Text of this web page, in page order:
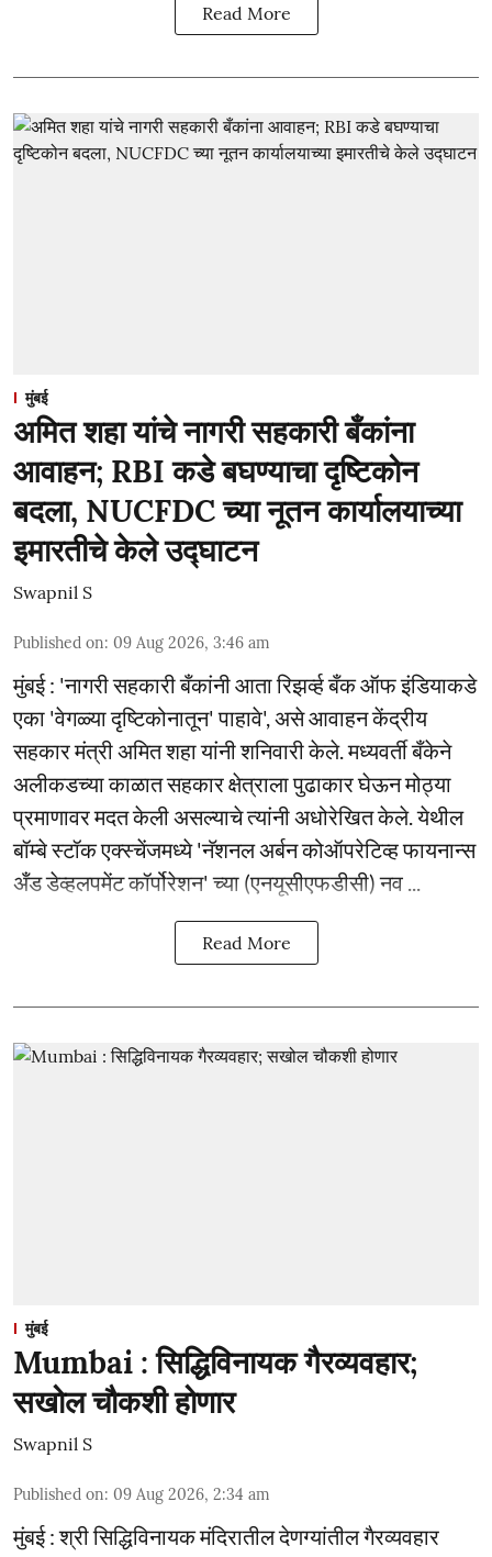
Read More
मुंबई
अमित शहा यांचे नागरी सहकारी बँकांना
आवाहन; RBI कडे बघण्याचा दृष्टिकोन
बदला, NUCFDC च्या नूतन कार्यालयाच्या
इमारतीचे केले उद्घाटन
Swapnil S
Published on: 09 Aug 2026, 3:46 am
मुंबई : 'नागरी सहकारी बँकांनी आता रिझर्व्ह बँक ऑफ इंडियाकडे
एका 'वेगळ्या दृष्टिकोनातून' पाहावे', असे आवाहन केंद्रीय
सहकार मंत्री अमित शहा यांनी शनिवारी केले. मध्यवर्ती बँकेने
अलीकडच्या काळात सहकार क्षेत्राला पुढाकार घेऊन मोठ्या
प्रमाणावर मदत केली असल्याचे त्यांनी अधोरेखित केले. येथील
बॉम्बे स्टॉक एक्स्चेंजमध्ये 'नॅशनल अर्बन कोऑपरेटिव्ह फायनान्स
अँड डेव्हलपमेंट कॉर्पोरेशन' च्या (एनयूसीएफडीसी) नव ...
Read More
मुंबई
Mumbai : सिद्धिविनायक गैरव्यवहार;
सखोल चौकशी होणार
Swapnil S
Published on: 09 Aug 2026, 2:34 am
मुंबई : श्री सिद्धिविनायक मंदिरातील देणग्यांतील गैरव्यवहार